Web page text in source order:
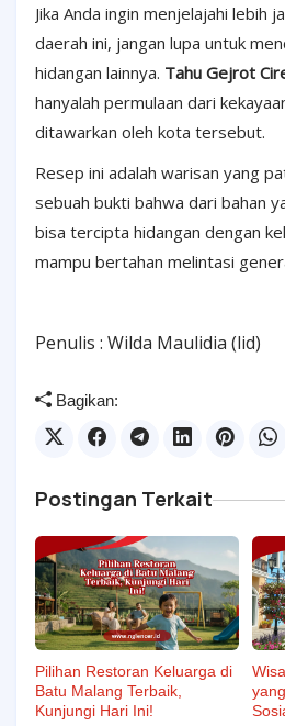
Jika Anda ingin menjelajahi lebih
daerah ini, jangan lupa untuk
hidangan lainnya. Tahu Gejrot
hanyalah permulaan dari
ditawarkan oleh kota tersebut.
Resep ini adalah warisan yang
sebuah bukti bahwa dari bahan
bisa tercipta hidangan dengan
mampu bertahan melintasi
Penulis : Wilda Maulidia (lid)
Bagikan:
Postingan Terkait
Pilihan Restoran Keluarga di
Batu Malang Terbaik,
Kunjungi Hari Ini!